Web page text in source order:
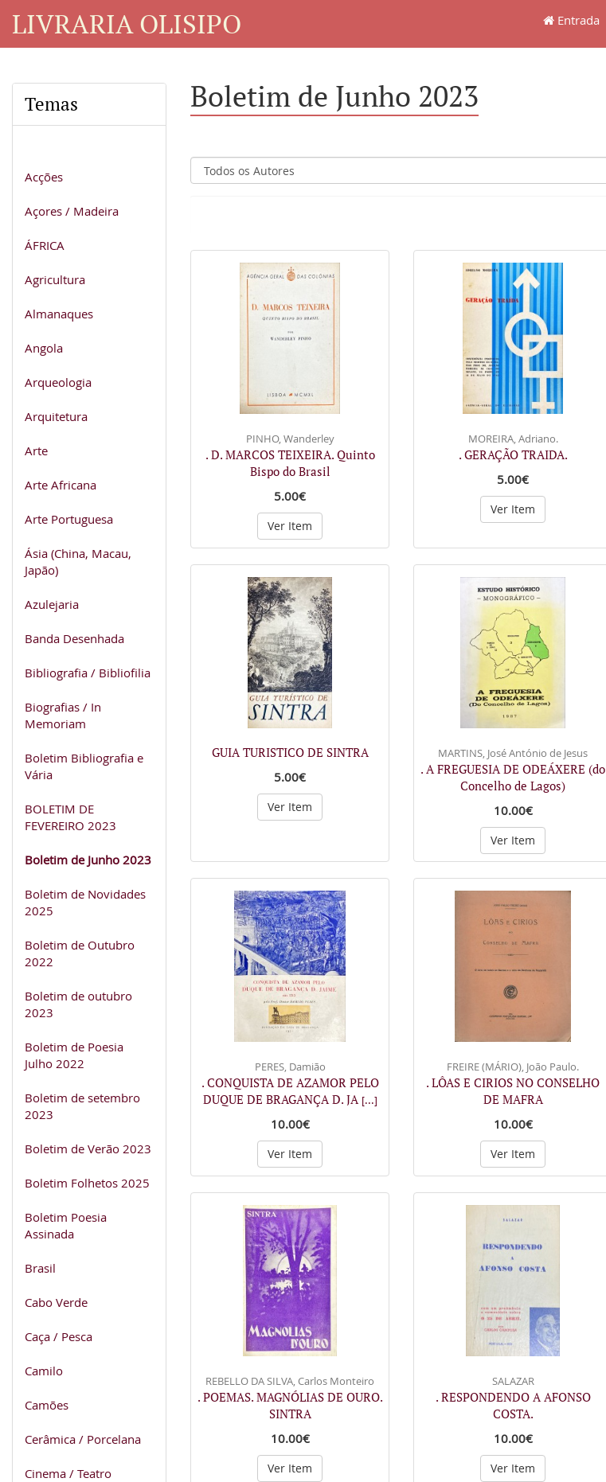
LIVRARIA OLISIPO Entrada
Temas
Acções
Açores / Madeira
ÁFRICA
Agricultura
Almanaques
Angola
Arqueologia
Arquitetura
Arte
Arte Africana
Arte Portuguesa
Ásia (China, Macau,
Japão)
Azulejaria
Banda Desenhada
Bibliografia / Bibliofilia
Biografias / In
Memoriam
Boletim Bibliografia e
Vária
BOLETIM DE
FEVEREIRO 2023
Boletim de Junho 2023
Boletim de Novidades
2025
Boletim de Outubro
2022
Boletim de outubro
2023
Boletim de Poesia
Julho 2022
Boletim de setembro
2023
Boletim de Verão 2023
Boletim Folhetos 2025
Boletim Poesia
Assinada
Brasil
Cabo Verde
Caça / Pesca
Camilo
Camões
Cerâmica / Porcelana
Cinema / Teatro
Boletim de Junho 2023
PINHO, Wanderley
. D. MARCOS TEIXEIRA. Quinto
Bispo do Brasil
5.00€
Ver Item
MOREIRA, Adriano.
. GERAÇÃO TRAIDA.
5.00€
Ver Item
GUIA TURISTICO DE SINTRA
5.00€
Ver Item
MARTINS, José António de Jesus
. A FREGUESIA DE ODEÁXERE (do
Concelho de Lagos)
10.00€
Ver Item
PERES, Damião
. CONQUISTA DE AZAMOR PELO
DUQUE DE BRAGANÇA D. JA [...]
10.00€
Ver Item
FREIRE (MÁRIO), João Paulo.
. LÔAS E CIRIOS NO CONSELHO
DE MAFRA
10.00€
Ver Item
REBELLO DA SILVA, Carlos Monteiro
. POEMAS. MAGNÓLIAS DE OURO.
SINTRA
10.00€
Ver Item
SALAZAR
. RESPONDENDO A AFONSO
COSTA.
10.00€
Ver Item